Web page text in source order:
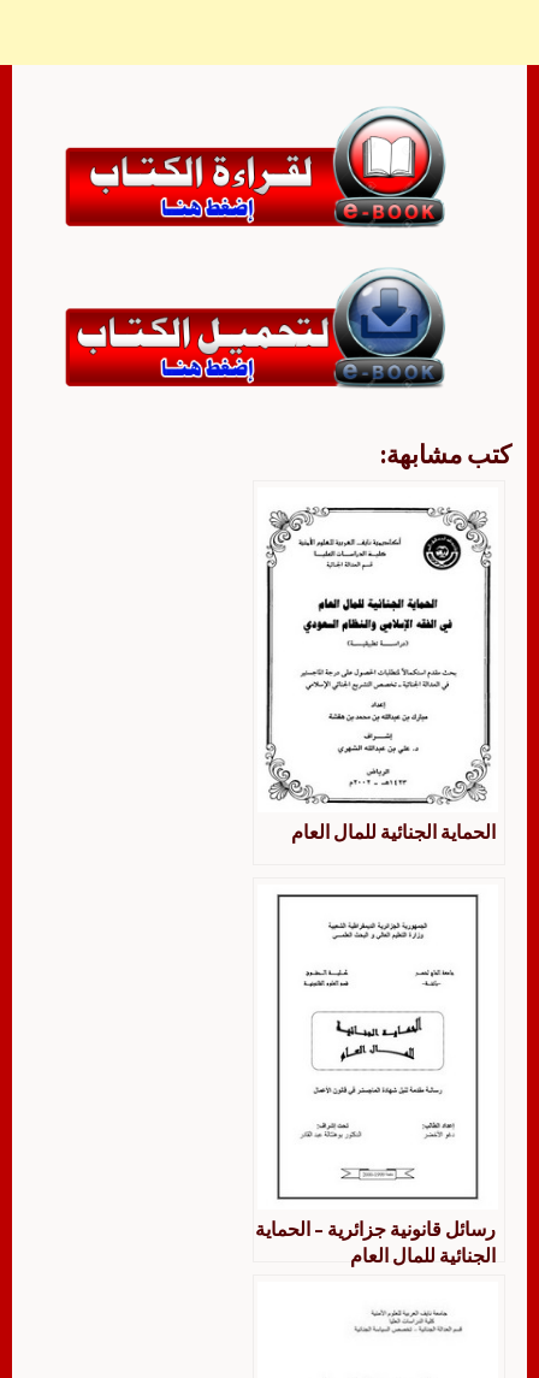
كتب مشابهة:
الحماية الجنائية للمال العام
رسائل قانونية جزائرية – الحماية
الجنائية للمال العام